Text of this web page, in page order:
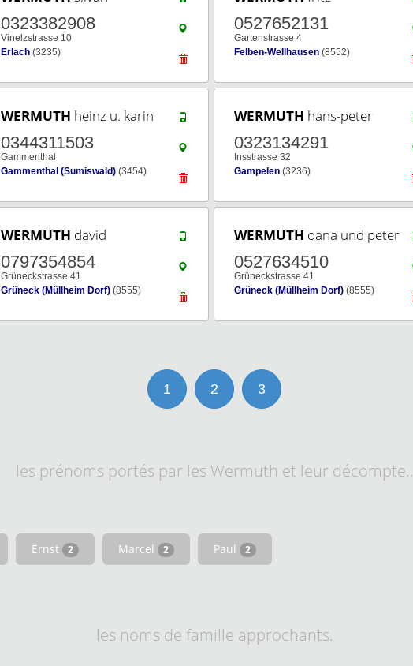
0323382908
Vinelzstrasse 10
Erlach (3235)
0527652131
Gartenstrasse 4
Felben-Wellhausen (8552)
WERMUTH heinz u. karin
0344311503
Gammenthal
Gammenthal (Sumiswald) (3454)
WERMUTH hans-peter
0323134291
Insstrasse 32
Gampelen (3236)
WERMUTH david
0797354854
Grüneckstrasse 41
Grüneck (Müllheim Dorf) (8555)
WERMUTH oana und peter
0527634510
Grüneckstrasse 41
Grüneck (Müllheim Dorf) (8555)
1 2 3
les prénoms portés par les Wermuth et leur décompte..
Ernst 2 Marcel 2 Paul 2
les noms de famille approchants.